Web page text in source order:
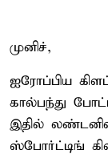
முனிச்,
ஐரோப்பிய
கால்பந்து
இதில்
ஸ்போர்ட்டிங்